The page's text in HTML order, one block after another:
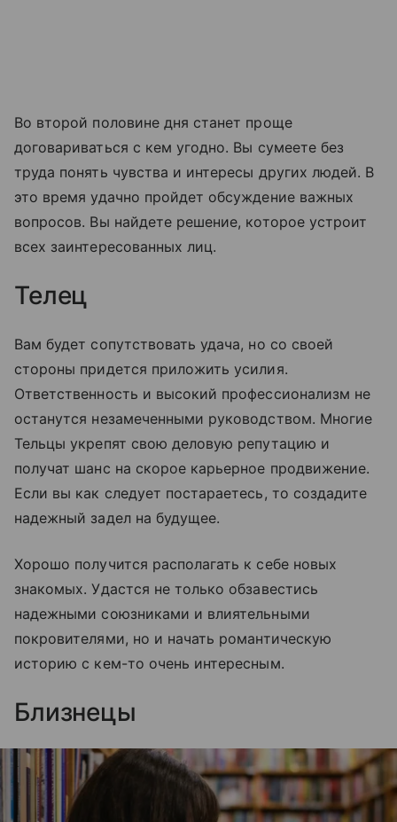
Во второй половине дня станет проще
договариваться с кем угодно. Вы сумеете без
труда понять чувства и интересы других людей. В
это время удачно пройдет обсуждение важных
вопросов. Вы найдете решение, которое устроит
всех заинтересованных лиц.
Телец
Вам будет сопутствовать удача, но со своей
стороны придется приложить усилия.
Ответственность и высокий профессионализм не
останутся незамеченными руководством. Многие
Тельцы укрепят свою деловую репутацию и
получат шанс на скорое карьерное продвижение.
Если вы как следует постараетесь, то создадите
надежный задел на будущее.
Хорошо получится располагать к себе новых
знакомых. Удастся не только обзавестись
надежными союзниками и влиятельными
покровителями, но и начать романтическую
историю с кем-то очень интересным.
Близнецы